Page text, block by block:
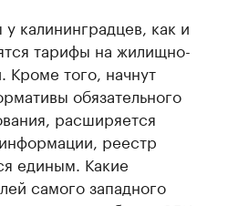
калининградцев, как и
тарифы на жилищно-
Кроме того, начнут
обязательного
расширяется
реестр
единым. Какие
самого западного